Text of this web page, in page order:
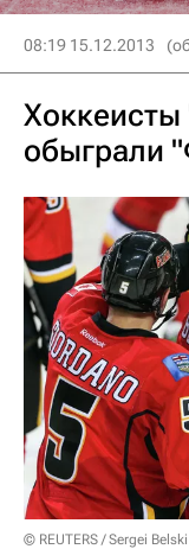
08:19 15.12.2013
Хоккеисты
обыграли
© REUTERS / Sergei Belski